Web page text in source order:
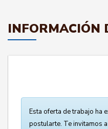
INFORMACIÓN
Esta oferta de trabajo ha
postularte. Te invitamos